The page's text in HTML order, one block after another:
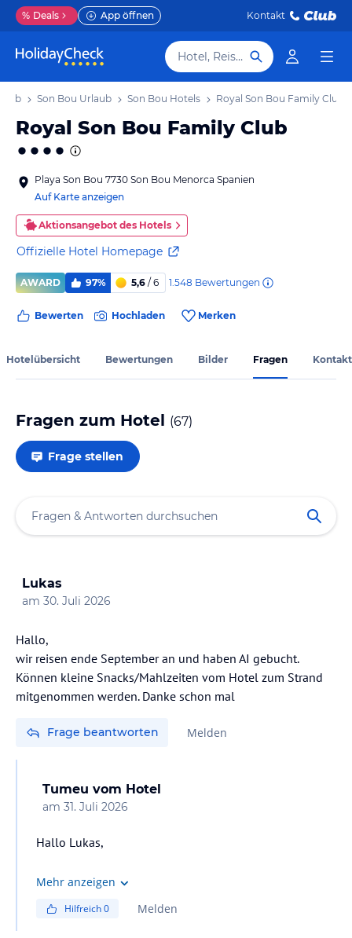
% Deals App öffnen Kontakt
Hotel, Reiseziel
Son Bou Urlaub Son Bou Hotels Royal Son Bou Family Club
Royal Son Bou Family Club
Playa Son Bou 7730 Son Bou Menorca Spanien
Auf Karte anzeigen
Aktionsangebot des Hotels
Offizielle Hotel Homepage
AWARD 97% 5,6 / 6 1.548 Bewertungen
Bewerten Hochladen Merken
Hotelübersicht Bewertungen Bilder Fragen Kontakt
Fragen zum Hotel (67)
Frage stellen
Lukas
am 30. Juli 2026
Hallo,
wir reisen ende September an und haben AI gebucht.
Können kleine Snacks/Mahlzeiten vom Hotel zum Strand
mitgenommen werden. Danke schon mal
Frage beantworten Melden
Tumeu vom Hotel
am 31. Juli 2026
Hallo Lukas,
Wenn Sie All Inclusive gebucht haben, steht Ihnen
den Hauptmahlzeiten eine Auswahl an kleinen Snacks
Mehr anzeigen
Hilfreich0 Melden